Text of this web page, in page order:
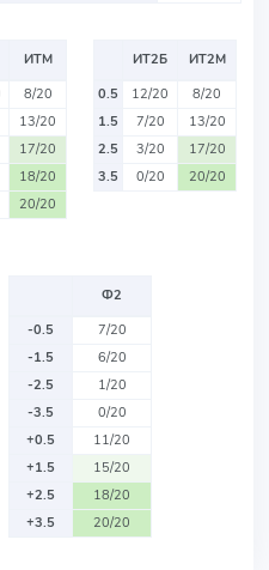
ИТМ
8/20
13/20
17/20
18/20
20/20
ИТ2Б
ИТ2М
0.5
12/20
8/20
1.5
7/20
13/20
2.5
3/20
17/20
3.5
0/20 20/20
Ф2
-0.5
7/20
-1.5
6/20
-2.5
1/20
-3.5
0/20
+0.5
11/20
+1.5
15/20
+2.5
18/20
+3.5
20/20